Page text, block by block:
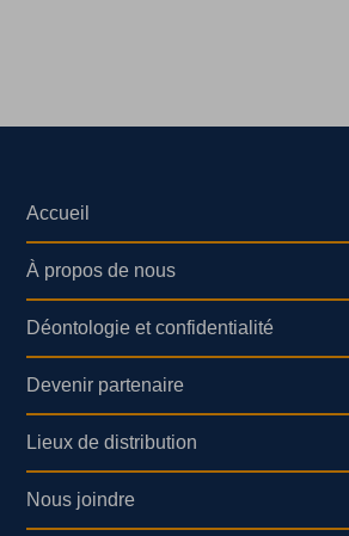
Accueil
À propos de nous
Déontologie et confidentialité
Devenir partenaire
Lieux de distribution
Nous joindre